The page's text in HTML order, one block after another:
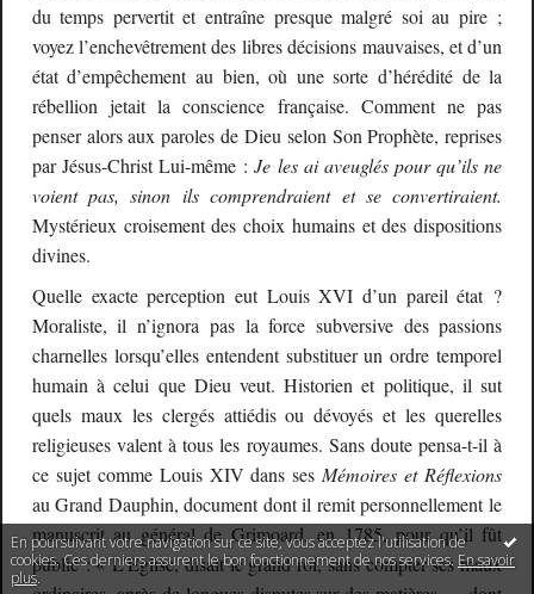
En poursuivant votre navigation sur ce site, vous acceptez l'utilisation de
cookies. Ces derniers assurent le bon fonctionnement de nos services. En savoir
plus.
du temps pervertit et entraîne presque malgré soi au pire ;
voyez l’enchevêtrement des libres décisions mauvaises, et d’un
état d’empêchement au bien, où une sorte d’hérédité de la
rébellion jetait la conscience française. Comment ne pas
penser alors aux paroles de Dieu selon Son Prophète, reprises
par Jésus-Christ Lui-même :Je les ai aveuglés pour qu’ils ne
voient pas, sinon ils comprendraient et se convertiraient.
Mystérieux croisement des choix humains et des dispositions
divines.
Quelle exacte perception eut Louis XVI d’un pareil état ?
Moraliste, il n’ignora pas la force subversive des passions
charnelles lorsqu’elles entendent substituer un ordre temporel
humain à celui que Dieu veut. Historien et politique, il sut
quels maux les clergés attiédis ou dévoyés et les querelles
religieuses valent à tous les royaumes. Sans doute pensa-t-il à
ce sujet comme Louis XIV dans ses Mémoires et Réflexions
au Grand Dauphin, document dont il remit personnellement le
manuscrit au général de Grimoard, en 1785, pour qu’il fût
publié : « L’Eglise, disait le grand roi, sans compter ses maux